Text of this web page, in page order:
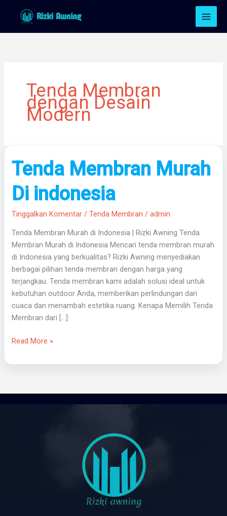
Tenda Membran
dengan Desain
Modern
Tenda Membran Murah
Di indonesia
Tinggalkan Komentar /Tenda Membran /admin
Tenda Membran Murah di Indonesia | Rizki Awning Tenda
Membran Murah di Indonesia Mencari tenda membran murah
di Indonesia yang berkualitas? Rizki Awning menyediakan
berbagai pilihan tenda membran dengan harga yang
terjangkau. Tenda membran kami adalah solusi ideal untuk
kebutuhan outdoor Anda, memberikan perlindungan dari
cuaca dan menambah estetika ruang. Kenapa Memilih Tenda
Membran dari […]
Tenda
Membran
Murah
Di
indonesia
Read More »